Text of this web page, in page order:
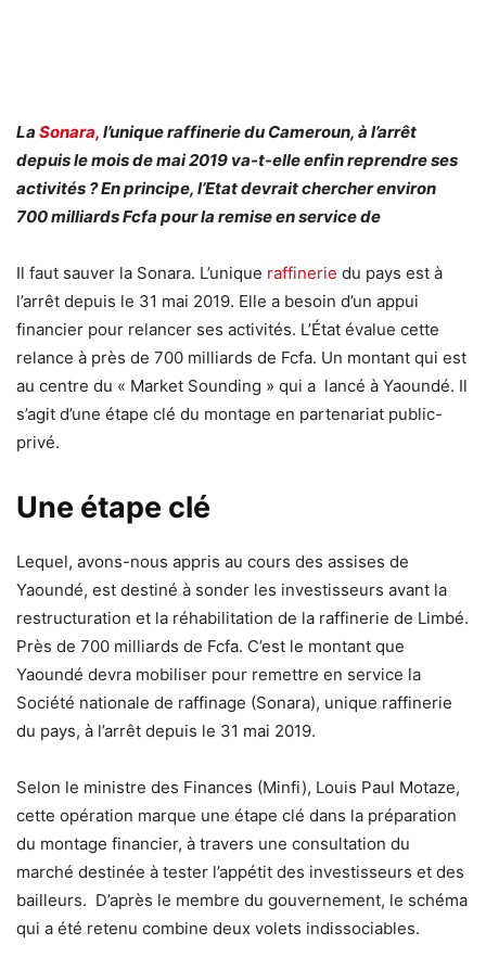
La Sonara, l’unique raffinerie du Cameroun, à l’arrêt
depuis le mois de mai 2019 va-t-elle enfin reprendre ses
activités ? En principe, l’Etat devrait chercher environ
700 milliards Fcfa pour la remise en service de
Il faut sauver la Sonara. L’unique raffinerie du pays est à
l’arrêt depuis le 31 mai 2019. Elle a besoin d’un appui
financier pour relancer ses activités. L’État évalue cette
relance à près de 700 milliards de Fcfa. Un montant qui est
au centre du « Market Sounding » qui a lancé à Yaoundé. Il
s’agit d’une étape clé du montage en partenariat public-
privé.
Une étape clé
Lequel, avons-nous appris au cours des assises de
Yaoundé, est destiné à sonder les investisseurs avant la
restructuration et la réhabilitation de la raffinerie de Limbé.
Près de 700 milliards de Fcfa. C’est le montant que
Yaoundé devra mobiliser pour remettre en service la
Société nationale de raffinage (Sonara), unique raffinerie
du pays, à l’arrêt depuis le 31 mai 2019.
Selon le ministre des Finances (Minfi), Louis Paul Motaze,
cette opération marque une étape clé dans la préparation
du montage financier, à travers une consultation du
marché destinée à tester l’appétit des investisseurs et des
bailleurs. D’après le membre du gouvernement, le schéma
qui a été retenu combine deux volets indissociables.